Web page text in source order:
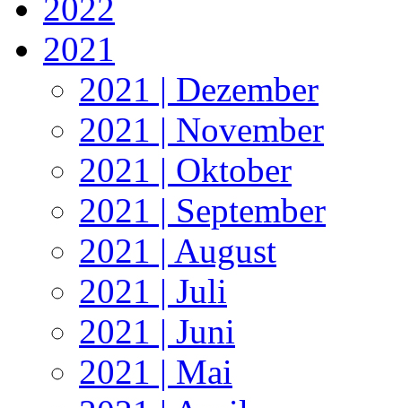
2022
2021
2021 | Dezember
2021 | November
2021 | Oktober
2021 | September
2021 | August
2021 | Juli
2021 | Juni
2021 | Mai